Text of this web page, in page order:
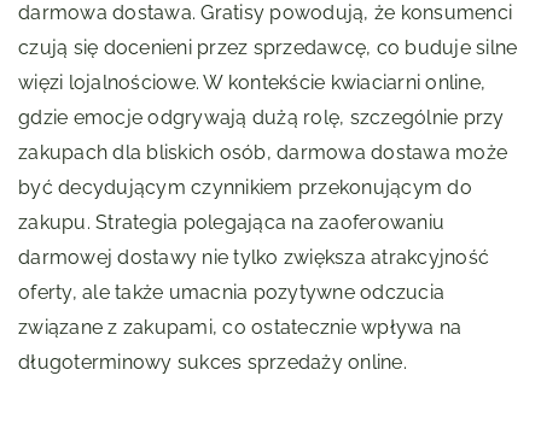
darmowa dostawa. Gratisy powodują, że konsumenci
czują się docenieni przez sprzedawcę, co buduje silne
więzi lojalnościowe. W kontekście kwiaciarni online,
gdzie emocje odgrywają dużą rolę, szczególnie przy
zakupach dla bliskich osób, darmowa dostawa może
być decydującym czynnikiem przekonującym do
zakupu. Strategia polegająca na zaoferowaniu
darmowej dostawy nie tylko zwiększa atrakcyjność
oferty, ale także umacnia pozytywne odczucia
związane z zakupami, co ostatecznie wpływa na
długoterminowy sukces sprzedaży online.